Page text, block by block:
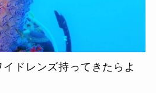
ドレンズ持ってきたらよ